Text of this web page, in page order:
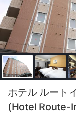
ホテル ルート
(Hotel Route-